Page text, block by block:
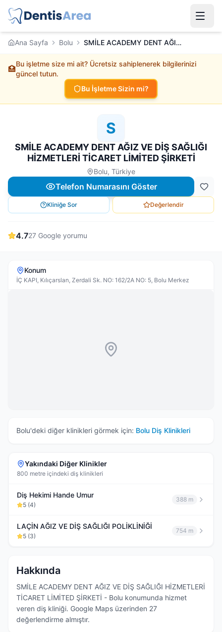
Ana Sayfa Bolu SMİLE ACADEMY DENT AĞIZ VE DİŞ SAĞLIĞI HİZMETLERİ TİCARET LİMİTED ŞİRKETİ
🏥
Bu işletme size mi ait? Ücretsiz sahiplenerek bilgilerinizi
güncel tutun.
Bu İşletme Sizin mi?
S
SMİLE ACADEMY DENT AĞIZ VE DİŞ SAĞLIĞI
HİZMETLERİ TİCARET LİMİTED ŞİRKETİ
Bolu, Türkiye
Telefon Numarasını Göster
Kliniğe Sor Değerlendir
4.727 Google yorumu
Konum
İÇ KAPI, Kılıçarslan, Zerdali Sk. NO: 162/2A NO: 5, Bolu Merkez
Bolu'deki diğer klinikleri görmek için: Bolu Diş Klinikleri
Yakındaki Diğer Klinikler
800 metre içindeki diş klinikleri
Diş Hekimi Hande Umur
5 (4)
388 m
LAÇİN AĞIZ VE DİŞ SAĞLIĞI POLİKLİNİĞİ
5 (3)
754 m
Hakkında
SMİLE ACADEMY DENT AĞIZ VE DİŞ SAĞLIĞI HİZMETLERİ
TİCARET LİMİTED ŞİRKETİ - Bolu konumunda hizmet
veren diş kliniği. Google Maps üzerinden 27
değerlendirme almıştır.